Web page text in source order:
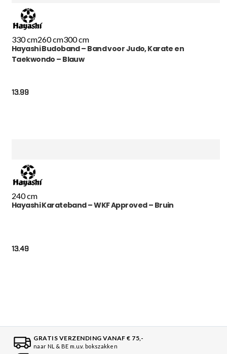
330 cm260 cm300 cm
Hayashi Budoband – Band voor Judo, Karate en
Taekwondo – Blauw
13.99
240 cm
Hayashi Karateband – WKF Approved – Bruin
13.49
GRATIS VERZENDING VANAF € 75,-
naar NL & BE m.u.v. bokszakken